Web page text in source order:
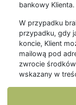
bankowy Klienta.
W przypadku
przypadku, gdy
koncie, Klient
mailową pod
zwrocie
wskazany w